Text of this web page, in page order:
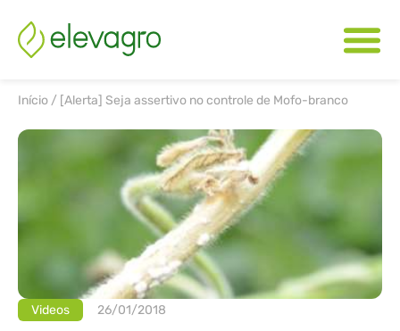
Início / [Alerta] Seja assertivo no controle de Mofo-branco
Videos 26/01/2018